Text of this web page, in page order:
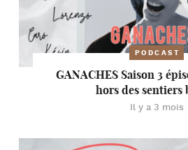
PODCAST
GANACHES Saison 3
hors des sentiers
Il y a 3 mois